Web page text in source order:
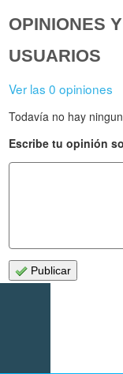
OPINIONES
USUARIOS
Ver las 0 opiniones
Todavía no hay
Escribe tu opinión
Publicar